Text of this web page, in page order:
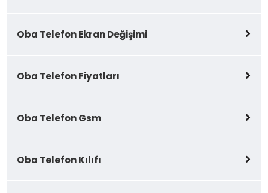
Oba Telefon Ekran Değişimi
Oba Telefon Fiyatları
Oba Telefon Gsm
Oba Telefon Kılıfı